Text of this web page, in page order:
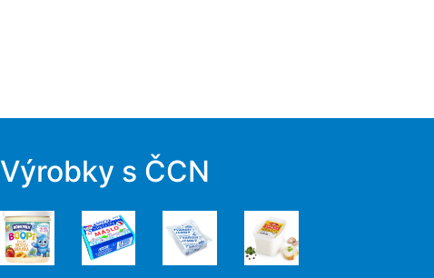
Výrobky s ČCN